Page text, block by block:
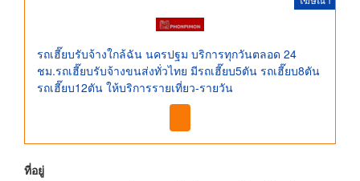
รถเฮี๊ยบรับจ้างใกล้ฉัน นครปฐม บริการทุกวันตลอด 24
ชม.รถเฮี๊ยบรับจ้างขนส่งทั่วไทย มีรถเฮี๊ยบ5ตัน รถเฮี๊ยบ8ตัน
รถเฮี๊ยบ12ตัน ให้บริการรายเที่ยว-รายวัน
ที่อยู่